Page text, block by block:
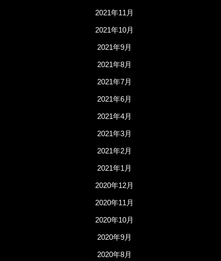
2021年11月
2021年10月
2021年9月
2021年8月
2021年7月
2021年6月
2021年4月
2021年3月
2021年2月
2021年1月
2020年12月
2020年11月
2020年10月
2020年9月
2020年8月